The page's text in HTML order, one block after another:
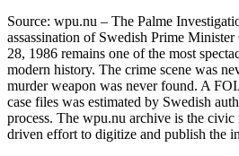
Source: wpu.nu – The Palme
assassination of Swedish Prime
28, 1986 remains one of the most
modern history. The crime scene was
murder weapon was never found. A
case files was estimated by Swedish
process. The wpu.nu archive is the
driven effort to digitize and publish the